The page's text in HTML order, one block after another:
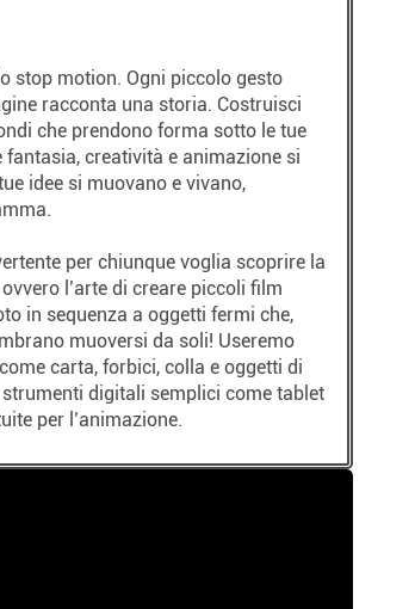
stop motion. Ogni piccolo gesto
racconta una storia. Costruisci
che prendono forma sotto le tue
creatività e animazione si
idee si muovano e vivano,
per chiunque voglia scoprire la
l’arte di creare piccoli film
in sequenza a oggetti fermi che,
muoversi da soli! Useremo
carta, forbici, colla e oggetti di
digitali semplici come tablet
per l’animazione.